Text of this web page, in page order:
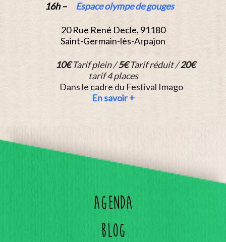
16h – Espace olympe de gouges
20 Rue René Decle, 91180
Saint-Germain-lès-Arpajon
10€Tarif plein /5€Tarif réduit /20€
tarif 4 places
Dans le cadre du Festival Imago
En savoir +
Agenda
Blog